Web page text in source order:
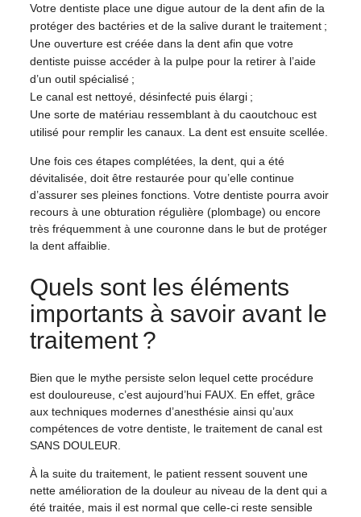
Votre dentiste place une digue autour de la dent afin de la
protéger des bactéries et de la salive durant le traitement ;
Une ouverture est créée dans la dent afin que votre
dentiste puisse accéder à la pulpe pour la retirer à l’aide
d’un outil spécialisé ;
Le canal est nettoyé, désinfecté puis élargi ;
Une sorte de matériau ressemblant à du caoutchouc est
utilisé pour remplir les canaux. La dent est ensuite scellée.
Une fois ces étapes complétées, la dent, qui a été
dévitalisée, doit être restaurée pour qu’elle continue
d’assurer ses pleines fonctions. Votre dentiste pourra avoir
recours à une obturation régulière (plombage) ou encore
très fréquemment à une couronne dans le but de protéger
la dent affaiblie.
Quels sont les éléments
importants à savoir avant le
traitement ?
Bien que le mythe persiste selon lequel cette procédure
est douloureuse, c’est aujourd’hui FAUX. En effet, grâce
aux techniques modernes d’anesthésie ainsi qu’aux
compétences de votre dentiste, le traitement de canal est
SANS DOULEUR.
À la suite du traitement, le patient ressent souvent une
nette amélioration de la douleur au niveau de la dent qui a
été traitée, mais il est normal que celle-ci reste sensible